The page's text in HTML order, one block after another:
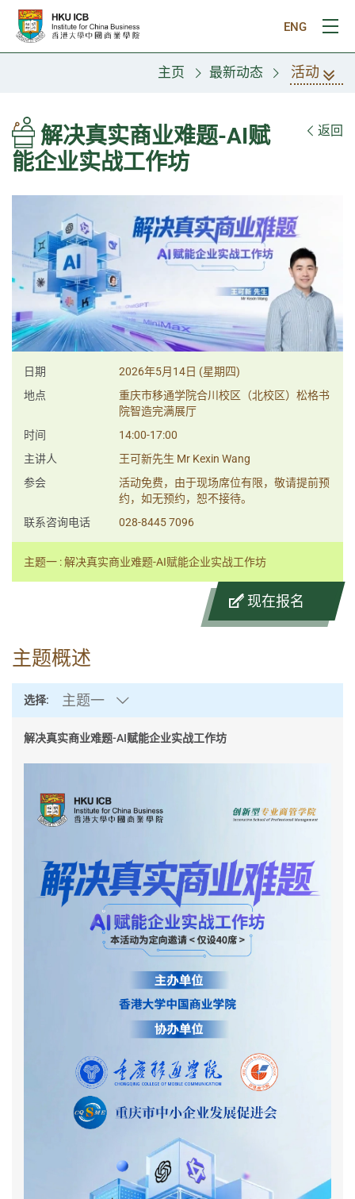
跳往主要内容
ENG
打
主页 最新动态 活动
解决真实商业难题-AI赋
能企业实战工作坊
返回
日期
2026年5月14日 (星期四)
地点
重庆市移通学院合川校区（北校区）松格书
院智造完满展厅
时间
14:00-17:00
主讲人
王可新先生 Mr Kexin Wang
参会
活动免费，由于现场席位有限，敬请提前预
约，如无预约，恕不接待。
联系咨询电话
028-8445 7096
主题一 : 解决真实商业难题-AI赋能企业实战工作坊
现在报名
主题概述
选择: 主题一
解决真实商业难题-AI赋能企业实战工作坊